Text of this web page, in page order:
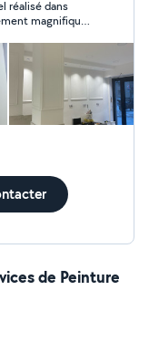
réalisé dans
magnifique.
soin et a laissé
ravie du
de trouver un
les
travail de
de Peinture